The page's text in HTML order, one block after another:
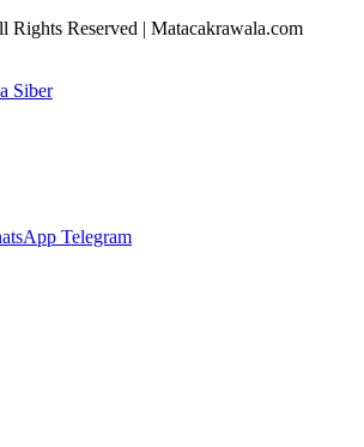
Reserved | Matacakrawala.com
Siber
Telegram